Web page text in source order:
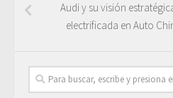
Audi y su visión
electrificada en Auto